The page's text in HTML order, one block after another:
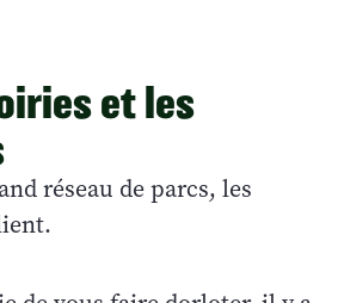
et les
réseau de parcs, les